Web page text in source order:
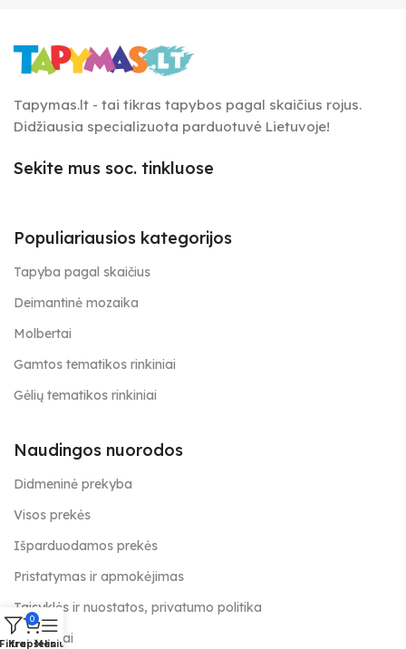
Tapymas.lt - tai tikras tapybos pagal skaičius rojus.
Didžiausia specializuota parduotuvė Lietuvoje!
Sekite mus soc. tinkluose
Populiariausios kategorijos
Tapyba pagal skaičius
Deimantinė mozaika
Molbertai
Gamtos tematikos rinkiniai
Gėlių tematikos rinkiniai
Naudingos nuorodos
Didmeninė prekyba
Visos prekės
Išparduodamos prekės
Pristatymas ir apmokėjimas
Taisyklės ir nuostatos, privatumo politika
Kontaktai
0
Krepšelis
Meniu